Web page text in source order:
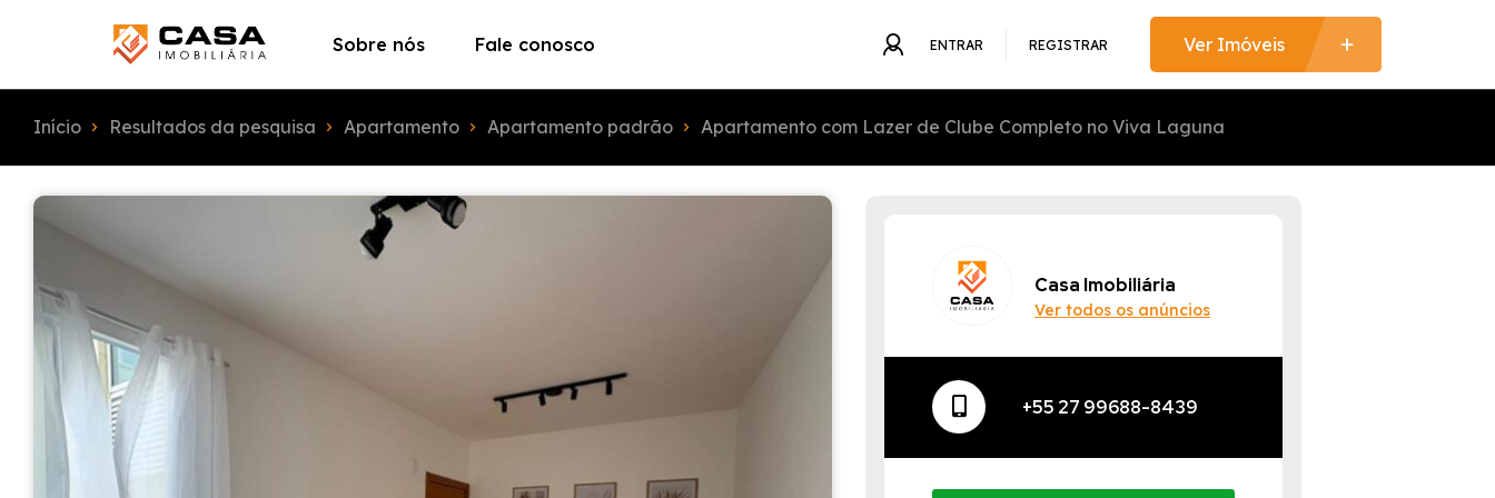
Sobre nós Fale conosco ENTRAR REGISTRAR
Início Resultados da pesquisa Apartamento Apartamento padrão Apartamento com Lazer de Clube Completo no Viva Laguna
Casa Imobiliária
Ver todos os anúncios
+55 27 99688-8439